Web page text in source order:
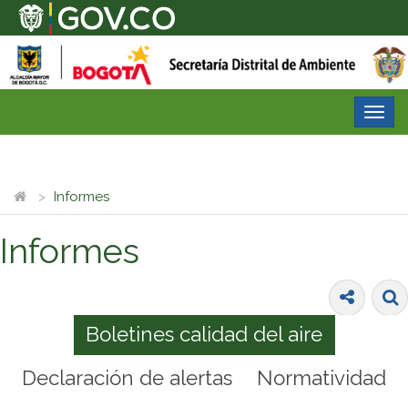
Informes
Informes
Boletines calidad del aire
Declaración de alertas
Normatividad